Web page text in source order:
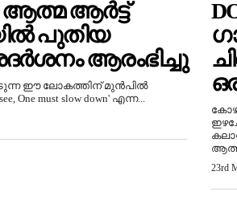
ആത്മ ആർട്ട്
പുതിയ
ആരംഭിച്ചു
ഓടുന്ന ഈ ലോകത്തിന് മുൻപിൽ
One must slow down' എന്ന...
23rd